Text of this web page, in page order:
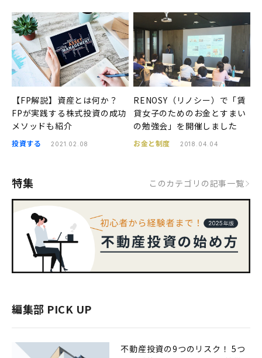
【FP解説】資産とは何か？
FPが実践する株式投資の成功
メソッドも紹介
投資する 2021.02.08
RENOSY（リノシー）で「賃
貸女子のためのお金とすまい
の勉強会」を開催しました
お金と制度 2018.04.04
特集 このカテゴリの記事一覧
編集部 PICK UP
不動産投資の9つのリスク！ 5つ